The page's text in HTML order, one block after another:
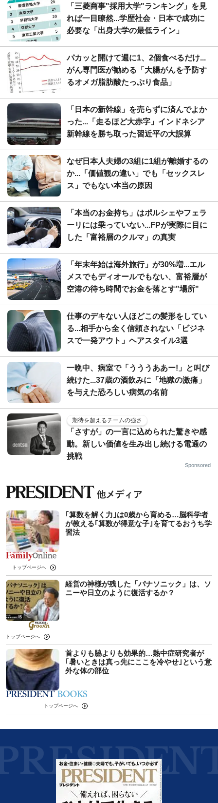
「三菱商事"採用大学"ランキング」を見
れば一目瞭然...学歴社会・日本で成功に
必要な「出身大学の最低ライン」
パカッと開けて週に1、2個食べるだけ...
がん専門医が勧める「大腸がんを予防す
るオメガ脂肪酸たっぷり食品」
「日本の新幹線」を売らずに済んでよか
った...「走るほど大赤字」インドネシア
新幹線を勝ち取った習近平の大誤算
なぜ日本人夫婦の3組に1組が離婚するの
か...「価値観の違い」でも「セックスレ
ス」でもない本当の原因
「本当のお金持ち」はポルシェやフェラ
ーリには乗っていない...FPが実際に目に
した「富裕層のクルマ」の真実
「年末年始は海外旅行」が30%増...エル
メスでもディオールでもない、富裕層が
空港の待ち時間でお金を落とす"場所"
仕事のデキない人ほどこの髪形をしてい
る...相手から全く信頼されない「ビジネ
スで一発アウト」ヘアスタイル3選
一晩中、病室で「うううああー!」と叫び
続けた...37歳の酒飲みに「地獄の激痛」
を与えた恐ろしい病気の名前
期待を超えるチームの強さ
「さすが」の一言に込められた驚きや感
動。新しい価値を生み出し続ける電通の
挑戦
Sponsored
｢算数を解く力｣は0歳から育める…脳科学者
が教える｢算数が得意な子｣を育てるおうち学
習法
トップページへ
経営の神様が残した「パナソニック」は、ソ
ニーや日立のように復活するか？
トップページへ
首よりも脇よりも効果的…熱中症研究者が
｢暑いときは真っ先にここを冷やせ｣という意
外な体の部位
トップページへ